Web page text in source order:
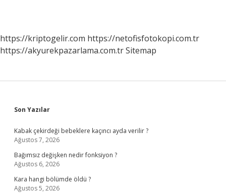
https://kriptogelir.com https://netofisfotokopi.com.tr
https://akyurekpazarlama.com.trSitemap
Sidebar
Son Yazılar
Kabak çekirdeği bebeklere kaçıncı ayda verilir ?
Ağustos 7, 2026
Bağımsız değişken nedir fonksiyon ?
Ağustos 6, 2026
Kara hangi bölümde öldü ?
Ağustos 5, 2026